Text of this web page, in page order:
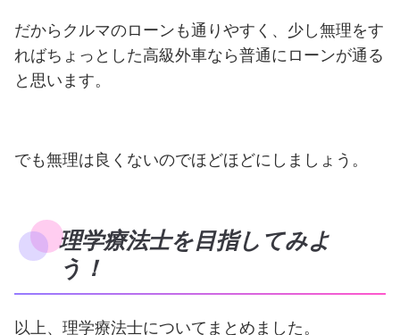
だからクルマのローンも通りやすく、少し無理をす
ればちょっとした高級外車なら普通にローンが通る
と思います。
でも無理は良くないのでほどほどにしましょう。
理学療法士を目指してみよ
う！
以上、理学療法士についてまとめました。